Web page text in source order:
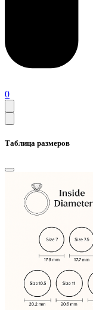
0
Таблица размеров